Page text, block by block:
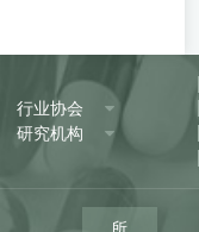
行业协会
研究机构